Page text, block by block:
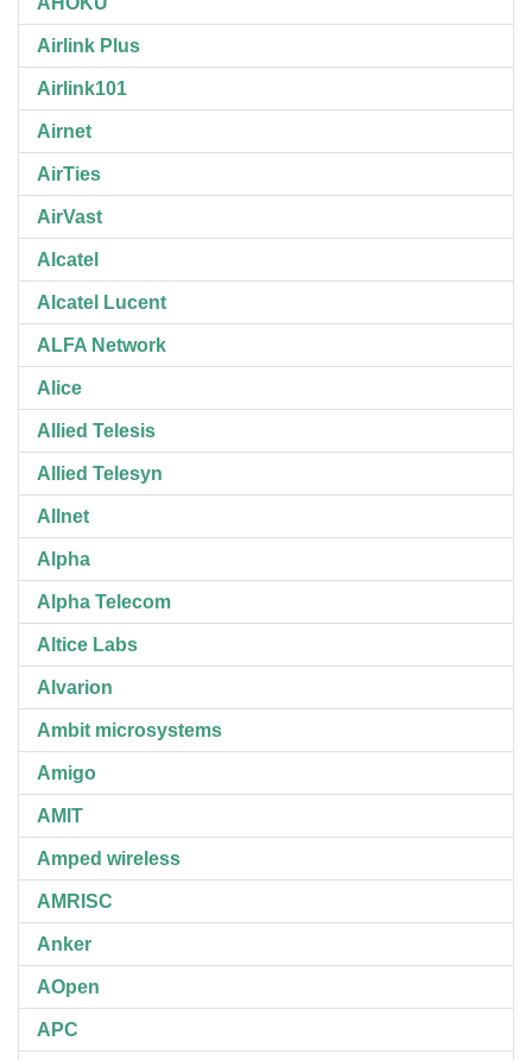
Airlink Plus
Airlink101
Airnet
AirTies
AirVast
Alcatel
Alcatel Lucent
ALFA Network
Alice
Allied Telesis
Allied Telesyn
Allnet
Alpha
Alpha Telecom
Altice Labs
Alvarion
Ambit microsystems
Amigo
AMIT
Amped wireless
AMRISC
Anker
AOpen
APC